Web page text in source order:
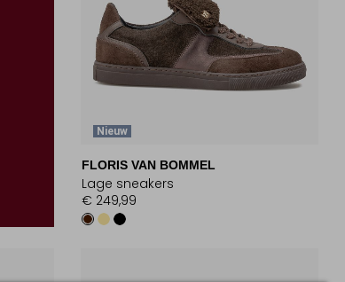
Nieuw
FLORIS VAN BOMMEL
Lage sneakers
€ 249,99